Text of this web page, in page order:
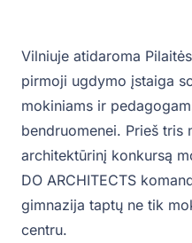
Vilniuje atidaroma
pirmoji ugdymo įstaiga
mokiniams ir
bendruomenei. Prieš tris
architektūrinį konkursą
DO ARCHITECTS
gimnazija taptų ne tik
centru.